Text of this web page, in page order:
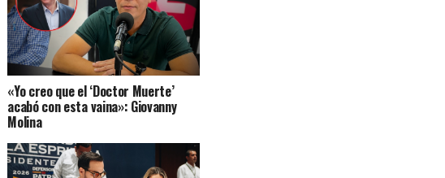
«Yo creo que el ‘Doctor Muerte’
acabó con esta vaina»: Giovanny
Molina